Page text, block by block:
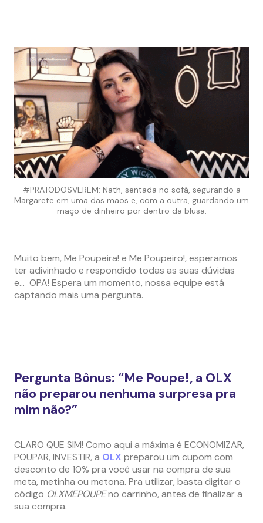
#PRATODOSVEREM: Nath, sentada no sofá, segurando a
Margarete em uma das mãos e, com a outra, guardando um
maço de dinheiro por dentro da blusa.
Muito bem, Me Poupeira! e Me Poupeiro!, esperamos
ter adivinhado e respondido todas as suas dúvidas
e… OPA! Espera um momento, nossa equipe está
captando mais uma pergunta.
Pergunta Bônus: “Me Poupe!, a OLX
não preparou nenhuma surpresa pra
mim não?”
CLARO QUE SIM! Como aqui a máxima é ECONOMIZAR,
POUPAR, INVESTIR, a OLX preparou um cupom com
desconto de 10% pra você usar na compra de sua
meta, metinha ou metona. Pra utilizar, basta digitar o
código OLXMEPOUPEno carrinho, antes de finalizar a
sua compra.